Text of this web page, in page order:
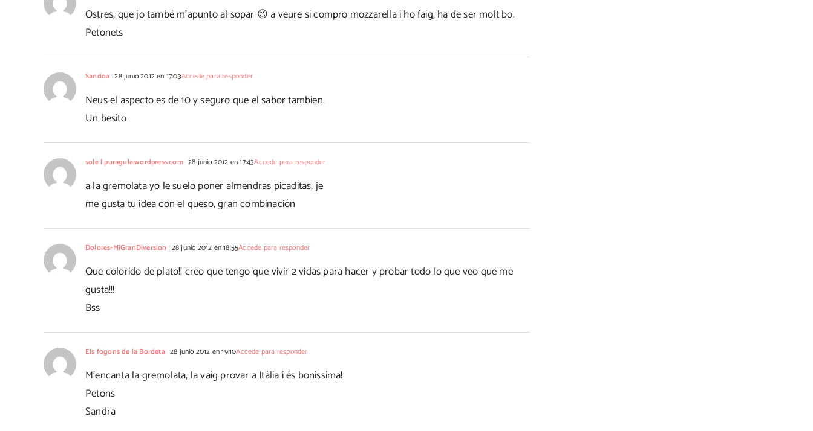
Ostres, que jo també m'apunto al sopar 😉 a veure si compro mozzarella i ho faig, ha de ser molt bo.
Petonets
Sandoa 28 junio 2012 en 17:03Accede para responder
Neus el aspecto es de 10 y seguro que el sabor tambien.
Un besito
sole | puragula.wordpress.com 28 junio 2012 en 17:43Accede para responder
a la gremolata yo le suelo poner almendras picaditas, je
me gusta tu idea con el queso, gran combinación
Dolores-MiGranDiversion 28 junio 2012 en 18:55Accede para responder
Que colorido de plato!! creo que tengo que vivir 2 vidas para hacer y probar todo lo que veo que me
gusta!!!
Bss
Els fogons de la Bordeta 28 junio 2012 en 19:10Accede para responder
M'encanta la gremolata, la vaig provar a Itàlia i és boníssima!
Petons
Sandra